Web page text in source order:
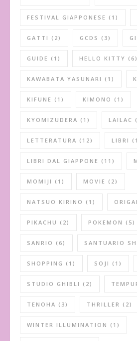
FESTIVAL GIAPPONESE (1)
GATTI (2) GCDS (3)
GUIDE (1) HELLO KITTY (6)
KAWABATA YASUNARI (1)
KIFUNE (1) KIMONO (1)
KYOMIZUDERA (1) LAILAC
LETTERATURA (12) LIBRI
LIBRI DAL GIAPPONE (11)
MOMIJI (1) MOVIE (2)
NATSUO KIRINO (1)
PIKACHU (2) POKEMON (5)
SANRIO (6) SANTUARIO
SHOPPING (1) SOJI (1)
STUDIO GHIBLI (2)
TENOHA (3) THRILLER (2)
WINTER ILLUMINATION (1)